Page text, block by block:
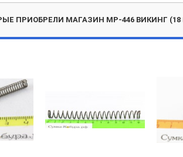
ПРИОБРЕЛИ МАГАЗИН МР-446 ВИКИНГ (18